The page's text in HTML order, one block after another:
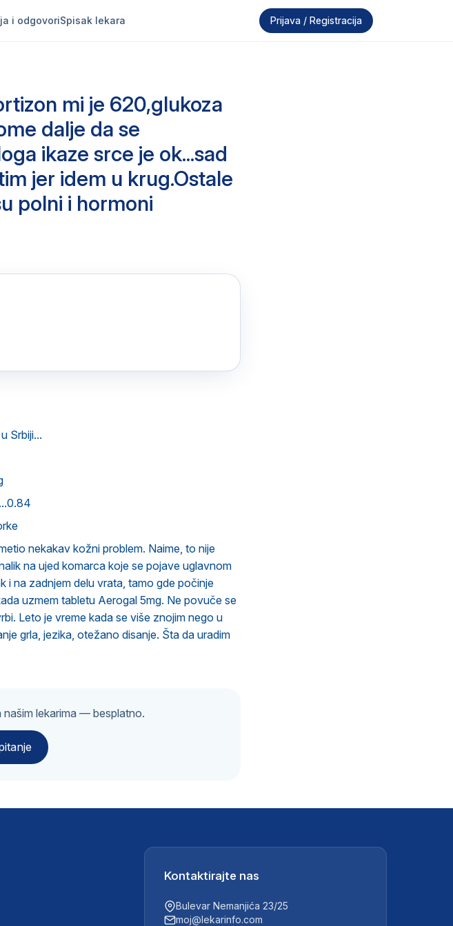
i odgovoriSpisak lekara Prijava / Registracija
mi je 620,glukoza
dalje da se
ikaze srce je ok...sad
jer idem u krug.Ostale
polni i hormoni
Srbiji...
nekakav kožni problem. Naime, to nije
na ujed komarca koje se pojave uglavnom
i na zadnjem delu vrata, tamo gde počinje
uzmem tabletu Aerogal 5mg. Ne povuče se
Leto je vreme kada se više znojim nego u
grla, jezika, otežano disanje. Šta da uradim
lekarima — besplatno.
Kontaktirajte nas
Bulevar Nemanjića 23/25
moj@lekarinfo.com